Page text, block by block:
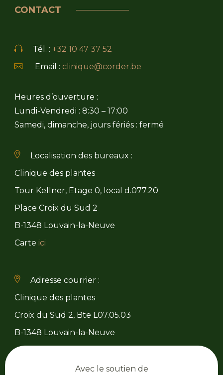
CONTACT
Tél. : +32 10 47 37 52
Email : clinique@corder.be
Heures d’ouverture :
Lundi-Vendredi : 8:30 – 17:00
Samedi, dimanche, jours fériés : fermé
Localisation des bureaux :
Clinique des plantes
Tour Kellner, Etage 0, local d.077.20
Place Croix du Sud 2
B-1348 Louvain-la-Neuve
Carte ici
Adresse courrier :
Clinique des plantes
Croix du Sud 2, Bte L07.05.03
B-1348 Louvain-la-Neuve
Avec le soutien de